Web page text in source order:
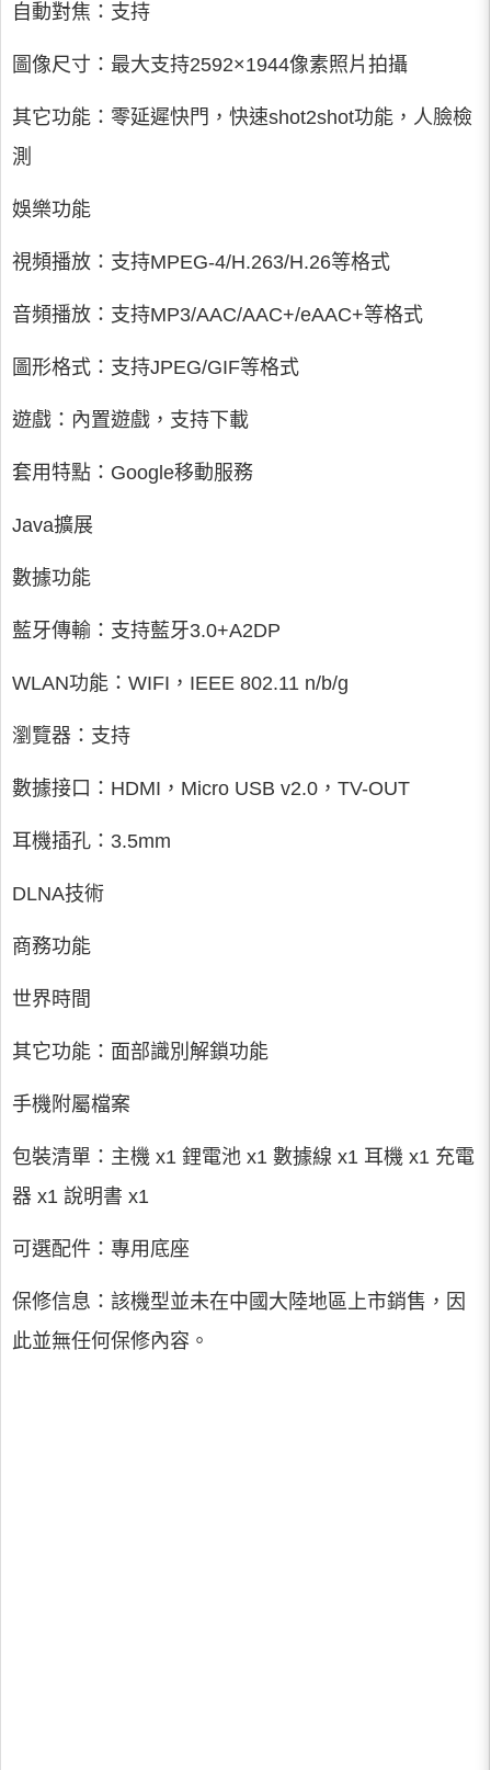
自動對焦：支持
圖像尺寸：最大支持2592×1944像素照片拍攝
其它功能：零延遲快門，快速shot2shot功能，人臉檢
測
娛樂功能
視頻播放：支持MPEG-4/H.263/H.26等格式
音頻播放：支持MP3/AAC/AAC+/eAAC+等格式
圖形格式：支持JPEG/GIF等格式
遊戲：內置遊戲，支持下載
套用特點：Google移動服務
Java擴展
數據功能
藍牙傳輸：支持藍牙3.0+A2DP
WLAN功能：WIFI，IEEE 802.11 n/b/g
瀏覽器：支持
數據接口：HDMI，Micro USB v2.0，TV-OUT
耳機插孔：3.5mm
DLNA技術
商務功能
世界時間
其它功能：面部識別解鎖功能
手機附屬檔案
包裝清單：主機 x1 鋰電池 x1 數據線 x1 耳機 x1 充電
器 x1 說明書 x1
可選配件：專用底座
保修信息：該機型並未在中國大陸地區上市銷售，因
此並無任何保修內容。